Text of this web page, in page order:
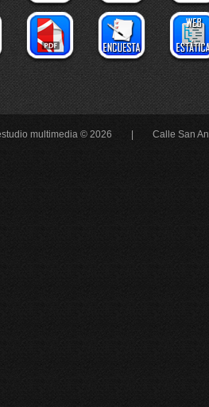
estudio multimedia © 2026 | Calle San